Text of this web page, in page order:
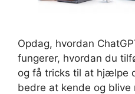
Opdag, hvordan
fungerer, hvordan du
og få tricks til at hjælpe
bedre at kende og blive